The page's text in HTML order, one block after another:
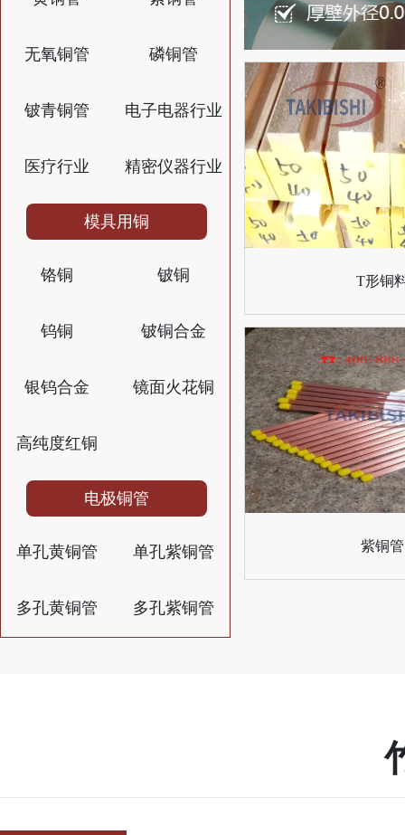
无氧铜管 磷铜管
铍青铜管 电子电器行业
医疗行业 精密仪器行业
模具用铜
铬铜 铍铜
钨铜 铍铜合金
银钨合金 镜面火花铜
高纯度红铜
电极铜管
单孔黄铜管 单孔紫铜管
多孔黄铜管 多孔紫铜管
T形铜
紫铜管